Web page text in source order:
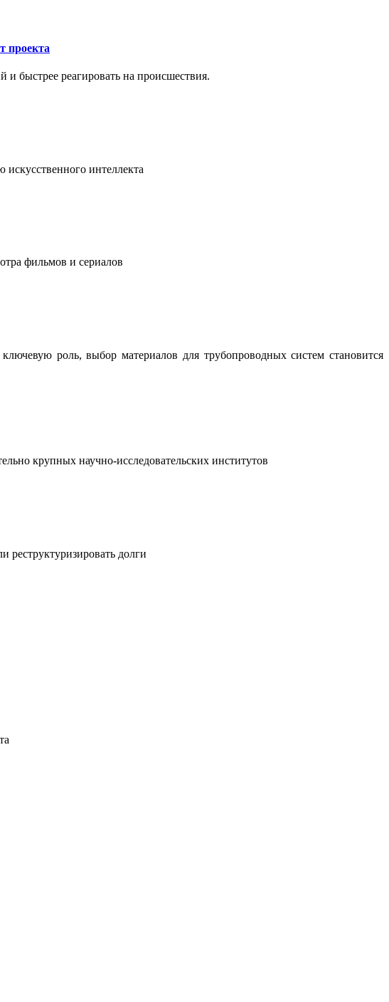
проекта
и быстрее реагировать на происшествия.
интеллекта
фильмов и сериалов
роль, выбор материалов для трубопроводных систем становится
крупных научно-исследовательских институтов
реструктуризировать долги